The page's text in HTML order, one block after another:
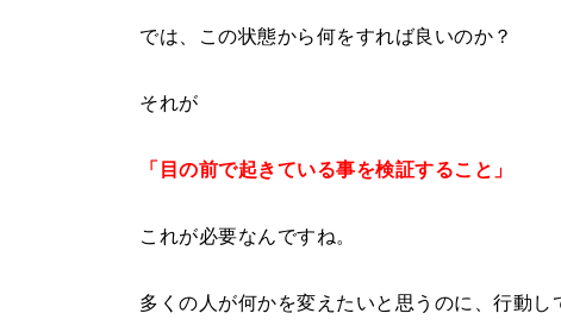
では、この状態から何をすれば良いのか？
それが
「目の前で起きている事を検証すること」
これが必要なんですね。
多くの人が何かを変えたいと思うのに、行動し